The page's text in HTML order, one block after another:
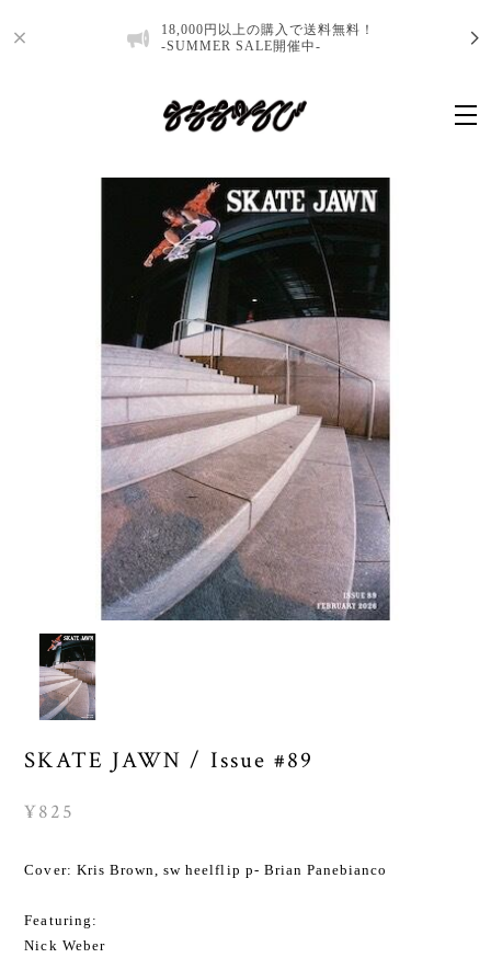
18,000円以上の購入で送料無料！
-SUMMER SALE開催中-
SKATE JAWN / Issue #89
¥825
Cover: Kris Brown, sw heelflip p- Brian Panebianco
Featuring:
Nick Weber